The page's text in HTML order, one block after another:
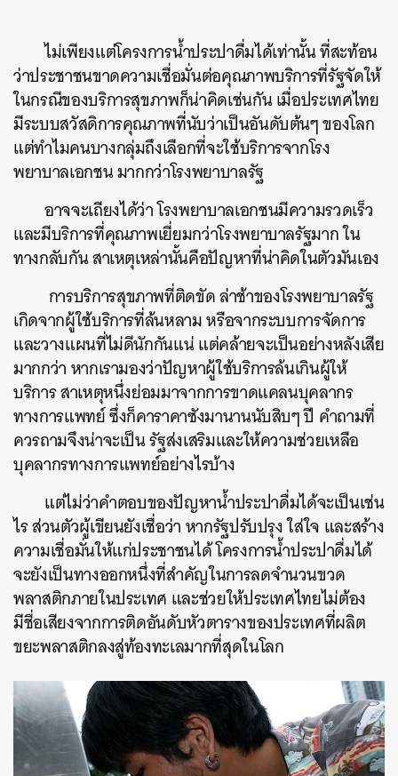
ไม่เพียงแต่โครงการน้ำประปาดื่มได้เท่านั้น ที่สะท้อน
ว่าประชาชนขาดความเชื่อมั่นต่อคุณภาพบริการที่รัฐจัดให้
ในกรณีของบริการสุขภาพก็น่าคิดเช่นกัน เมื่อประเทศไทย
มีระบบสวัสดิการคุณภาพที่นับว่าเป็นอันดับต้นๆ ของโลก
แต่ทำไมคนบางกลุ่มถึงเลือกที่จะใช้บริการจากโรง
พยาบาลเอกชน มากกว่าโรงพยาบาลรัฐ
อาจจะเถียงได้ว่า โรงพยาบาลเอกชนมีความรวดเร็ว
และมีบริการที่คุณภาพเยี่ยมกว่าโรงพยาบาลรัฐมาก ใน
ทางกลับกัน สาเหตุเหล่านั้นคือปัญหาที่น่าคิดในตัวมันเอง
การบริการสุขภาพที่ติดขัด ล่าช้าของโรงพยาบาลรัฐ
เกิดจากผู้ใช้บริการที่ล้นหลาม หรือจากระบบการจัดการ
และวางแผนที่ไม่ดีนักกันแน่ แต่คล้ายจะเป็นอย่างหลังเสีย
มากกว่า หากเรามองว่าปัญหาผู้ใช้บริการล้นเกินผู้ให้
บริการ สาเหตุหนึ่งย่อมมาจากการขาดแคลนบุคลากร
ทางการแพทย์ ซึ่งก็คาราคาซังมานานนับสิบๆ ปี คำถามที่
ควรถามจึงน่าจะเป็น รัฐส่งเสริมและให้ความช่วยเหลือ
บุคลากรทางการแพทย์อย่างไรบ้าง
แต่ไม่ว่าคำตอบของปัญหาน้ำประปาดื่มได้จะเป็นเช่น
ไร ส่วนตัวผู้เขียนยังเชื่อว่า หากรัฐปรับปรุง ใส่ใจ และสร้าง
ความเชื่อมั่นให้แก่ประชาชนได้ โครงการน้ำประปาดื่มได้
จะยังเป็นทางออกหนึ่งที่สำคัญในการลดจำนวนขวด
พลาสติกภายในประเทศ และช่วยให้ประเทศไทยไม่ต้อง
มีชื่อเสียงจากการติดอันดับหัวตารางของประเทศที่ผลิต
ขยะพลาสติกลงสู่ท้องทะเลมากที่สุดในโลก